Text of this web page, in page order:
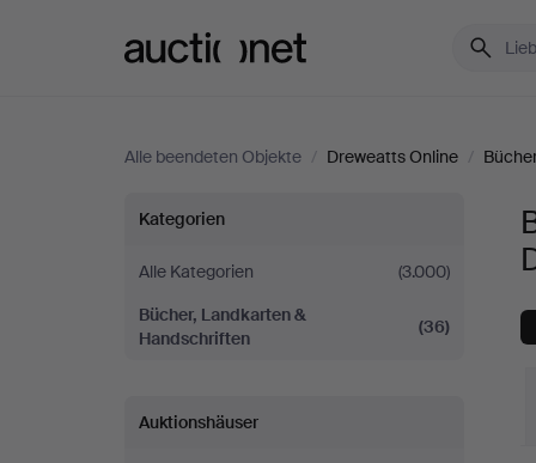
Alle beendeten Objekte / Dreweatts Online /
Bücher,
Landkarten
&
Kategorien
Alle Kategorien
(3.000)
Bücher, Landkarten &
Handschriften
(36)
Auktionshäuser